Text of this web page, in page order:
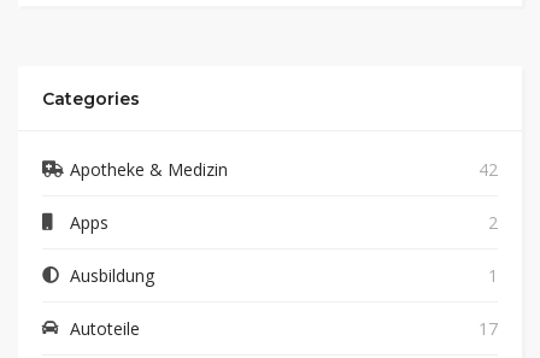
Categories
Apotheke & Medizin 42
Apps 2
Ausbildung 1
Autoteile 17